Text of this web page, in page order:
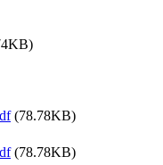
(78.78KB)
(78.78KB)